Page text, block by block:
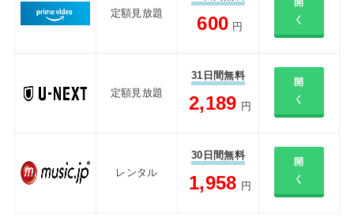
定額見放題 600 円
開
く
定額見放題
31日間無料
2,189 円
開
く
レンタル
30日間無料
1,958 円
開
く